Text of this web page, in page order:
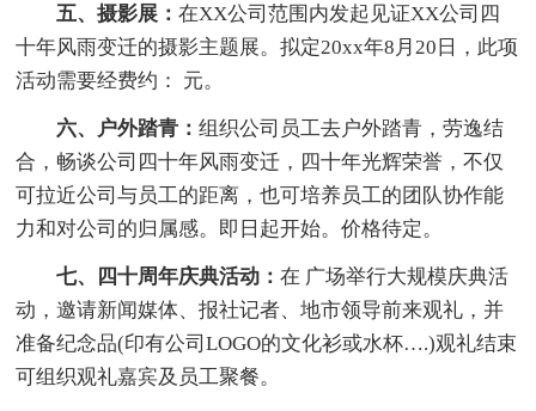
五、摄影展：在XX公司范围内发起见证XX公司四
十年风雨变迁的摄影主题展。拟定20xx年8月20日，此项
活动需要经费约： 元。
六、户外踏青：组织公司员工去户外踏青，劳逸结
合，畅谈公司四十年风雨变迁，四十年光辉荣誉，不仅
可拉近公司与员工的距离，也可培养员工的团队协作能
力和对公司的归属感。即日起开始。价格待定。
七、四十周年庆典活动：在 广场举行大规模庆典活
动，邀请新闻媒体、报社记者、地市领导前来观礼，并
准备纪念品(印有公司LOGO的文化衫或水杯….)观礼结束
可组织观礼嘉宾及员工聚餐。